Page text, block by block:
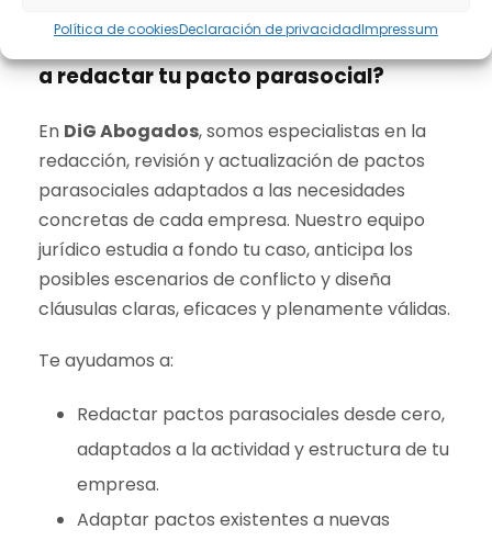
Política de cookiesDeclaración de privacidadImpressum
¿Cómo puede ayudarte DiG Abogados
a redactar tu pacto parasocial?
En DiG Abogados, somos especialistas en la
redacción, revisión y actualización de pactos
parasociales adaptados a las necesidades
concretas de cada empresa. Nuestro equipo
jurídico estudia a fondo tu caso, anticipa los
posibles escenarios de conflicto y diseña
cláusulas claras, eficaces y plenamente válidas.
Te ayudamos a:
Redactar pactos parasociales desde cero,
adaptados a la actividad y estructura de tu
empresa.
Adaptar pactos existentes a nuevas